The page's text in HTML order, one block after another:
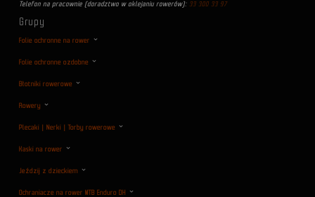
Telefon na pracownie (doradztwo w oklejaniu rowerów): 33 300 33 97
Grupy
Folie ochronne na rower
Folie ochronne ozdobne
Błotniki rowerowe
Rowery
Plecaki | Nerki | Torby rowerowe
Kaski na rower
Jeździj z dzieckiem
Ochraniacze na rower MTB Enduro DH